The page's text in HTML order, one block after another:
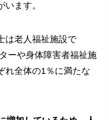
ます。
は老人福祉施設で
ーや身体障害者福祉施
れ全体の1％に満たな